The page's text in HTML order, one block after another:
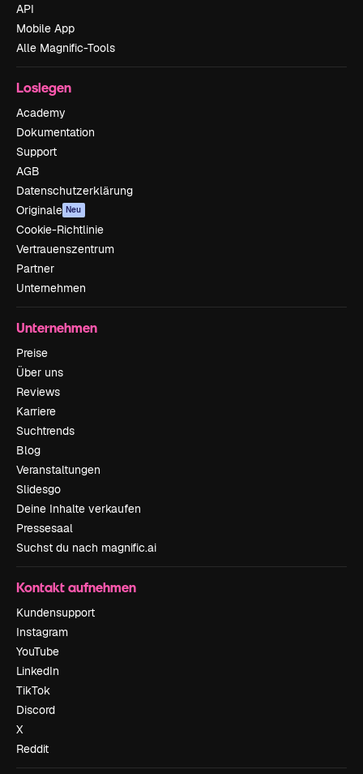
API
Mobile App
Alle Magnific-Tools
Loslegen
Academy
Dokumentation
Support
AGB
Datenschutzerklärung
Originale Neu
Cookie-Richtlinie
Vertrauenszentrum
Partner
Unternehmen
Unternehmen
Preise
Über uns
Reviews
Karriere
Suchtrends
Blog
Veranstaltungen
Slidesgo
Deine Inhalte verkaufen
Pressesaal
Suchst du nach magnific.ai
Kontakt aufnehmen
Kundensupport
Instagram
YouTube
LinkedIn
TikTok
Discord
X
Reddit